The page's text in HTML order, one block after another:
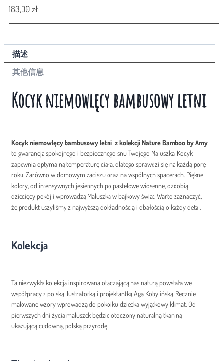
dwustronny
Miętowy
数
量
183,00zł
描述
其他信息
Kocyk niemowlęcy bambusowy letni
Kocyk niemowlęcy bambusowy letni z kolekcji Nature Bamboo by Amy
to gwarancja spokojnego i bezpiecznego snu Twojego Maluszka. Kocyk
zapewnia optymalną temperaturę ciała, dlatego sprawdzi się na każdą porę
roku. Zarówno w domowym zaciszu oraz na wspólnych spacerach. Piękne
kolory, od intensywnych jesiennych po pastelowe wiosenne, ozdobią
dziecięcy pokój i wprowadzą Maluszka w bajkowy świat. Warto zaznaczyć,
że produkt uszyliśmy z najwyższą dokładnością i dbałością o każdy detal.
Kolekcja
Ta niezwykła kolekcja inspirowana otaczającą nas naturą powstała we
współpracy z polską ilustratorką i projektantką Agą Kobylińską. Ręcznie
malowane wzory wprowadzą do pokoiku dziecka wyjątkowy klimat. Od
pierwszych dni życia maluszek będzie otoczony naturalną tkaniną
ukazującą cudowną, polską przyrodę.